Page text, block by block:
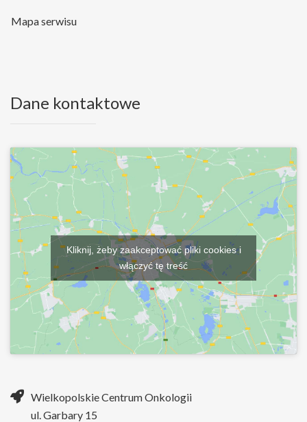
Mapa serwisu
Dane kontaktowe
Kliknij, żeby zaakceptować pliki cookies i
włączyć tę treść
Wielkopolskie Centrum Onkologii
ul. Garbary 15